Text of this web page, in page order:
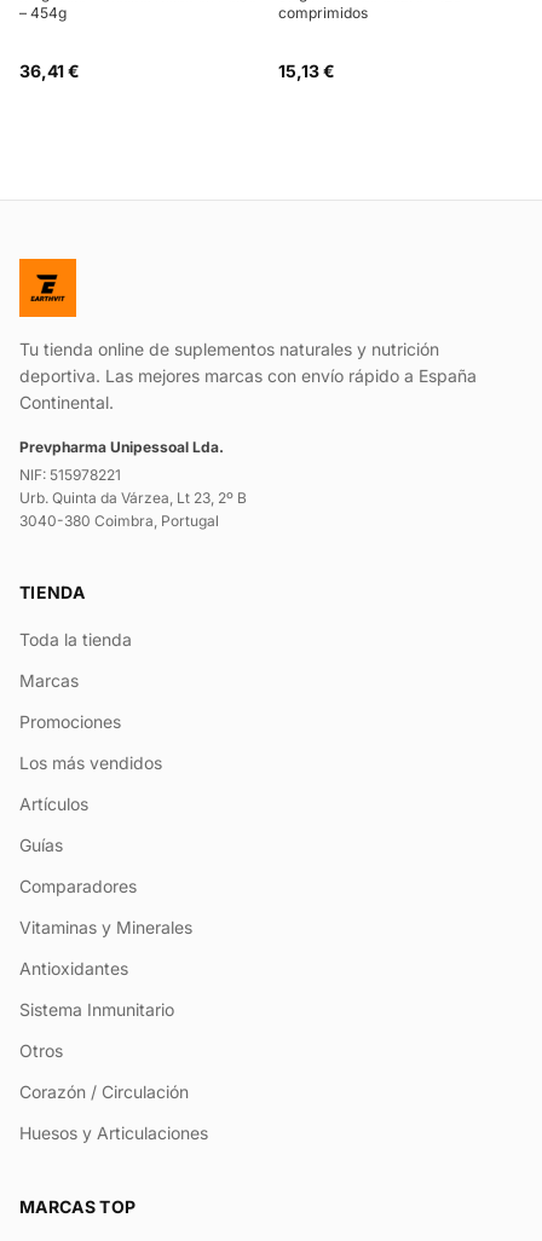
– 454g
36,41 €
comprimidos
15,13 €
Tu tienda online de suplementos naturales y nutrición
deportiva. Las mejores marcas con envío rápido a España
Continental.
Prevpharma Unipessoal Lda.
NIF: 515978221
Urb. Quinta da Várzea, Lt 23, 2º B
3040-380 Coimbra, Portugal
TIENDA
Toda la tienda
Marcas
Promociones
Los más vendidos
Artículos
Guías
Comparadores
Vitaminas y Minerales
Antioxidantes
Sistema Inmunitario
Otros
Corazón / Circulación
Huesos y Articulaciones
MARCAS TOP